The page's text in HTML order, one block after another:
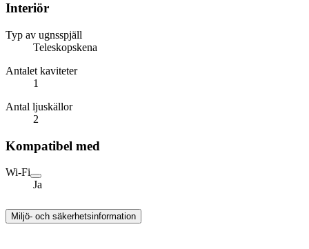
Interiör
Typ av ugnsspjäll
Teleskopskena
Antalet kaviteter
1
Antal ljuskällor
2
Kompatibel med
Wi-Fi
Ja
Miljö- och säkerhetsinformation